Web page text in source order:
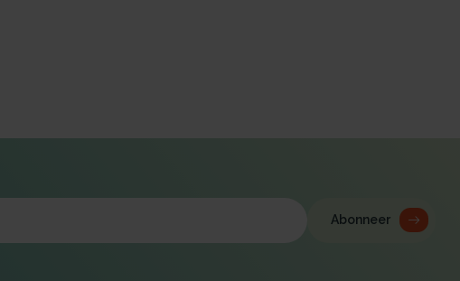
Abonneer